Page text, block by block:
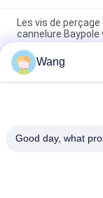
Les vis de
cannelure Baypole
Galvanisé 2
l'étape principale
tête
Vis principales de
Wang
Good day, what